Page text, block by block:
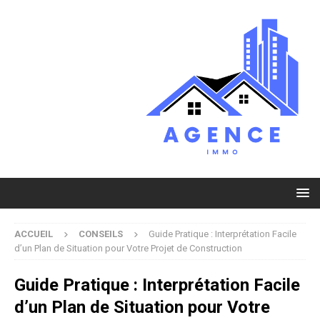
ACCUEIL CONSEILS
Guide Pratique : Interprétation Facile
d’un Plan de Situation pour Votre Projet de Construction
Guide Pratique : Interprétation Facile
d’un Plan de Situation pour Votre